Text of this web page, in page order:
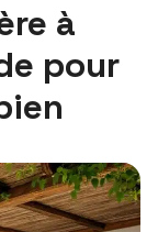
à
pour